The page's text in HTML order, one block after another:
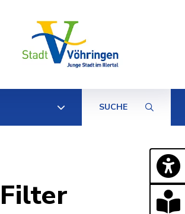
SUCHE
Filter